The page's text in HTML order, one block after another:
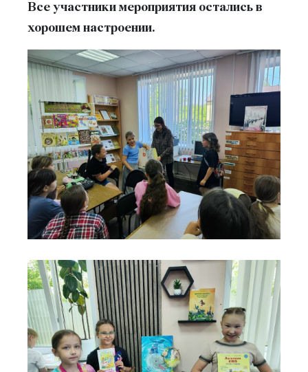
Все участники мероприятия остались в
хорошем настроении.